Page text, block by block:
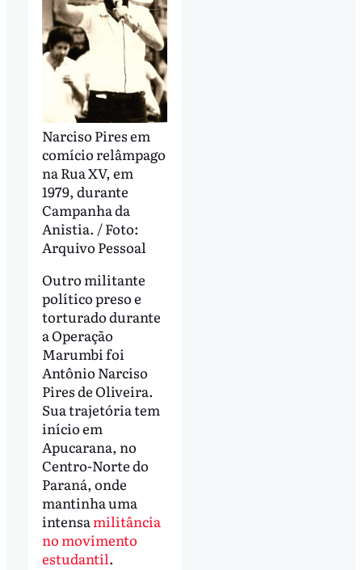
Narciso Pires em
comício relâmpago
na Rua XV, em
1979, durante
Campanha da
Anistia. / Foto:
Arquivo Pessoal
Outro militante
político preso e
torturado durante
a Operação
Marumbi foi
Antônio Narciso
Pires de Oliveira.
Sua trajetória tem
início em
Apucarana, no
Centro-Norte do
Paraná, onde
mantinha uma
intensamilitância
no movimento
estudantil.